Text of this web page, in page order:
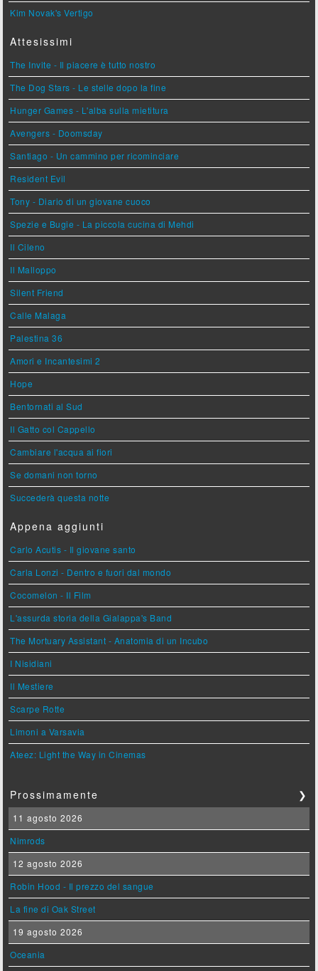
Kim Novak's Vertigo
Attesissimi
The Invite - Il piacere è tutto nostro
The Dog Stars - Le stelle dopo la fine
Hunger Games - L'alba sulla mietitura
Avengers - Doomsday
Santiago - Un cammino per ricominciare
Resident Evil
Tony - Diario di un giovane cuoco
Spezie e Bugie - La piccola cucina di Mehdi
Il Cileno
Il Malloppo
Silent Friend
Calle Malaga
Palestina 36
Amori e Incantesimi 2
Hope
Bentornati al Sud
Il Gatto col Cappello
Cambiare l'acqua ai fiori
Se domani non torno
Succederà questa notte
Appena aggiunti
Carlo Acutis - Il giovane santo
Carla Lonzi - Dentro e fuori dal mondo
Cocomelon - Il Film
L'assurda storia della Gialappa's Band
The Mortuary Assistant - Anatomia di un Incubo
I Nisidiani
Il Mestiere
Scarpe Rotte
Limoni a Varsavia
Ateez: Light the Way in Cinemas
Prossimamente ❯
11 agosto 2026
Nimrods
12 agosto 2026
Robin Hood - Il prezzo del sangue
La fine di Oak Street
19 agosto 2026
Oceania